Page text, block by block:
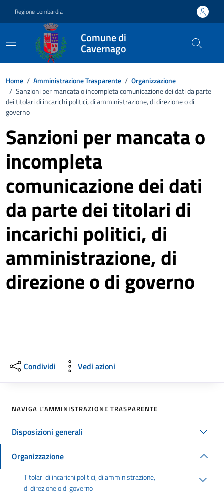
Regione Lombardia
Comune di
Cavernago
Home / Amministrazione Trasparente / Organizzazione
/ Sanzioni per mancata o incompleta comunicazione dei dati da parte
dei titolari di incarichi politici, di amministrazione, di direzione o di
governo
Sanzioni per mancata o
incompleta
comunicazione dei dati
da parte dei titolari di
incarichi politici, di
amministrazione, di
direzione o di governo
Condividi Vedi azioni
NAVIGA L'AMMINISTRAZIONE TRASPARENTE
Disposizioni generali
Organizzazione
Titolari di incarichi politici, di amministrazione,
di direzione o di governo